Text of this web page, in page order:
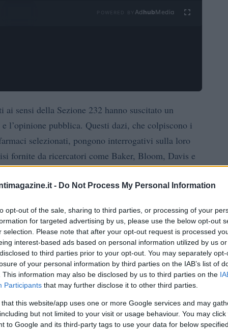
- Do Not Process My Personal Information
opt-out of the sale, sharing to third parties, or processing of your
for targeted advertising by us, please use the below opt-out
selection. Please note that after your opt-out request is processed
interest-based ads based on personal information utilized by us
to third parties prior to your opt-out. You may separately
of your personal information by third parties on the IAB’s list of
This information may also be disclosed by us to third parties on the
Participants that may further disclose it to other third parties.
that this website/app uses one or more Google services and may
but not limited to your visit or usage behaviour. You may
to Google and its third-party tags to use your data for below
Ad hubMedia
ai sensi della Sezione 232 hanno suscitato un
l’opinione pubblica. Questi dazi, che colpiscono i
selezionati, pongono interrogativi sulla loro
fornite da ricercatori come Baker, Bloom, Davis e
delle implicazioni di queste politiche
i governi che mirano a proteggere le industrie
di questi dazi possono spesso risultare
degli Stati Unitinon ha chiarito in modo
siano collegati alla sicurezza nazionale. Questa
che circonda la politica commerciale e i suoi